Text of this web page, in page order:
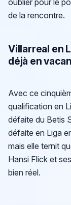
de la rencontre.
Villarreal en
déjà en
Avec ce
qualification en
défaite du Betis
défaite en Liga
mais elle ternit
Hansi Flick et
bien réel.